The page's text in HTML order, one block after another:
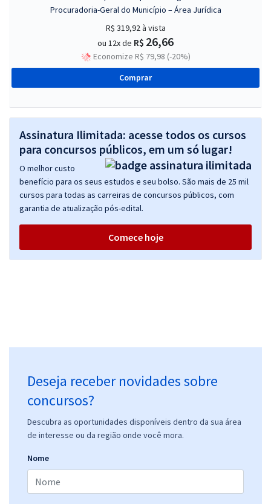
Procuradoria-Geral do Município – Área Jurídica
R$ 319,92à vista
ou 12x de R$ 26,66
Economize R$ 79,98 (-20%)
Comprar
Assinatura Ilimitada: acesse todos os cursos
para concursos públicos, em um só lugar!
O melhor custo
benefício para os seus estudos e seu bolso. São mais de 25 mil
cursos para todas as carreiras de concursos públicos, com
garantia de atualização pós-edital.
Comece hoje
Deseja receber novidades sobre
concursos?
Descubra as oportunidades disponíveis dentro da sua área
de interesse ou da região onde você mora.
Nome